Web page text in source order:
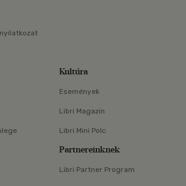
Kultúra
Események
Libri Magazin
Libri Mini Polc
Partnereinknek
Libri Partner Program